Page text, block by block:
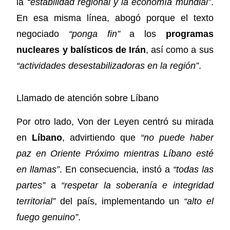
la “estabilidad regional y la economía mundial”.
En esa misma línea, abogó porque el texto
negociado “ponga fin”a los programas
nucleares y balísticos de Irán, así como a sus
“actividades desestabilizadoras en la región”.
Llamado de atención sobre Líbano
Por otro lado, Von der Leyen centró su mirada
en Líbano, advirtiendo que “no puede haber
paz en Oriente Próximo mientras Líbano esté
en llamas”. En consecuencia, instó a “todas las
partes”a “respetar la soberanía e integridad
territorial”del país, implementando un “alto el
fuego genuino”.